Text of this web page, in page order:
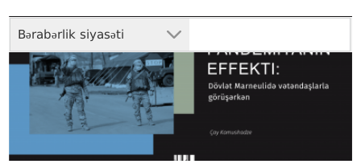
Bərabərlik siyasəti